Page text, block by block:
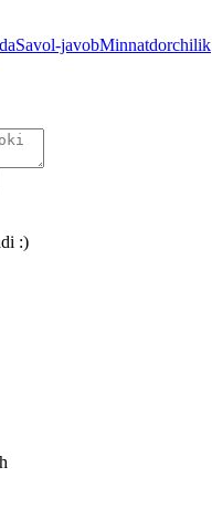
Savol-javobMinnatdorchilik
:)